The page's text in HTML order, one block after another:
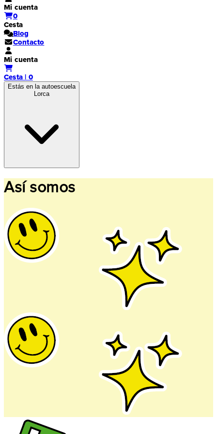
Mi cuenta
0
Cesta
Blog
Contacto
Mi cuenta
Cesta | 0
Estás en la autoescuela
Lorca
Así somos